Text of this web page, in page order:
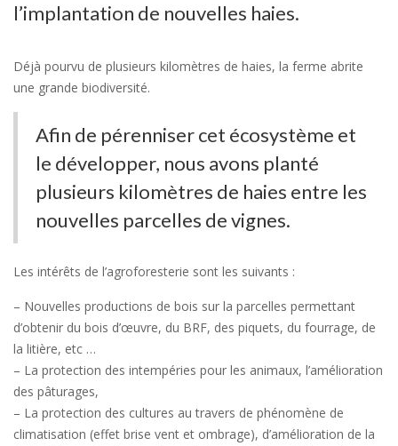
l’implantation de nouvelles haies.
Déjà pourvu de plusieurs kilomètres de haies, la ferme abrite
une grande biodiversité.
Afin de pérenniser cet écosystème et
le développer, nous avons planté
plusieurs kilomètres de haies entre les
nouvelles parcelles de vignes.
Les intérêts de l’agroforesterie sont les suivants :
– Nouvelles productions de bois sur la parcelles permettant
d’obtenir du bois d’œuvre, du BRF, des piquets, du fourrage, de
la litière, etc …
– La protection des intempéries pour les animaux, l’amélioration
des pâturages,
– La protection des cultures au travers de phénomène de
climatisation (effet brise vent et ombrage), d’amélioration de la